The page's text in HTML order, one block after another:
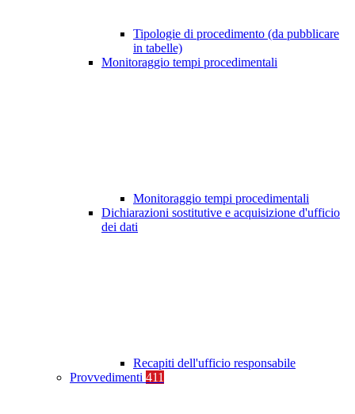
Tipologie di procedimento (da pubblicare
in tabelle)
Monitoraggio tempi procedimentali
Monitoraggio tempi procedimentali
Dichiarazioni sostitutive e acquisizione d'ufficio
dei dati
Recapiti dell'ufficio responsabile
Provvedimenti 411